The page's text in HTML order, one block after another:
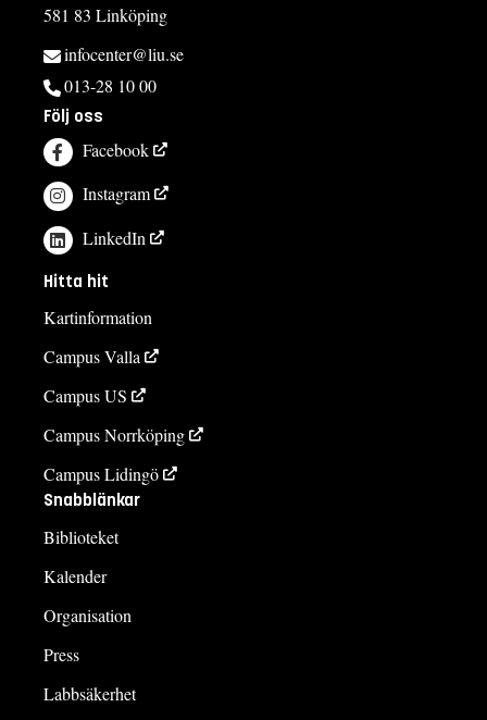
581 83 Linköping
infocenter@liu.se
013-28 10 00
Följ oss
Facebook
Instagram
LinkedIn
Hitta hit
Kartinformation
Campus Valla
Campus US
Campus Norrköping
Campus Lidingö
Snabblänkar
Biblioteket
Kalender
Organisation
Press
Labbsäkerhet